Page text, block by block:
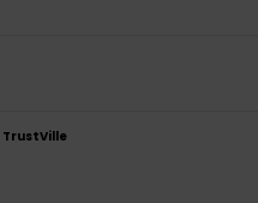
TrustVille